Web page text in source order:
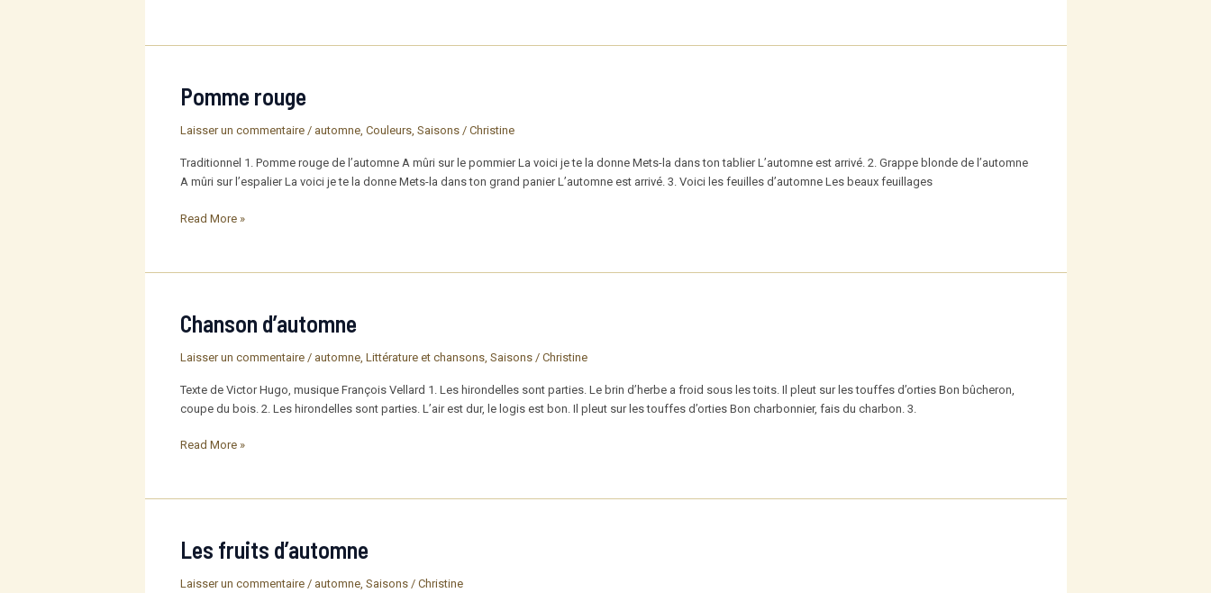
Pomme rouge
Laisser un commentaire / automne, Couleurs, Saisons/ Christine
Traditionnel 1. Pomme rouge de l’automne A mûri sur le pommier La voici je te la donne Mets-la dans ton tablier L’automne est arrivé. 2. Grappe blonde de l’automne
A mûri sur l’espalier La voici je te la donne Mets-la dans ton grand panier L’automne est arrivé. 3. Voici les feuilles d’automne Les beaux feuillages
Pomme
Read More »
Chanson d’automne
Laisser un commentaire / automne, Littérature et chansons, Saisons/ Christine
Texte de Victor Hugo, musique François Vellard 1. Les hirondelles sont parties. Le brin d’herbe a froid sous les toits. Il pleut sur les touffes d’orties Bon bûcheron,
coupe du bois. 2. Les hirondelles sont parties. L’air est dur, le logis est bon. Il pleut sur les touffes d’orties Bon charbonnier, fais du charbon. 3.
Chanson
Read More »
Les fruits d’automne
Laisser un commentaire / automne, Saisons/ Christine